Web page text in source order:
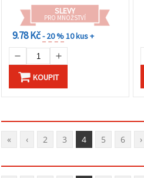
SLEVY
PRO MNOŽSTVÍ
9.78 Kč- 20 %10 kus +
KOUPIT
« ‹ 2 3 4 5 6 ›